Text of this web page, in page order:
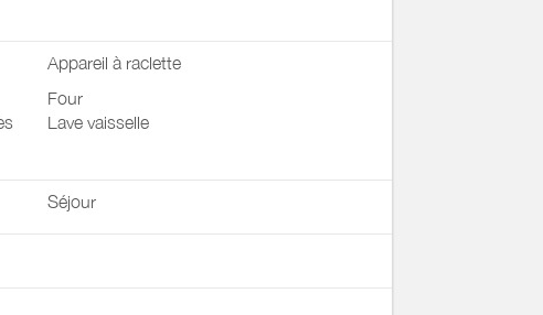
Appareil à raclette
Four
Lave vaisselle
Séjour